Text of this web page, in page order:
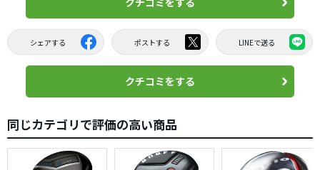
シェアする ポストする LINEで送る
クチコミをする
同じカテゴリで評価の高い商品